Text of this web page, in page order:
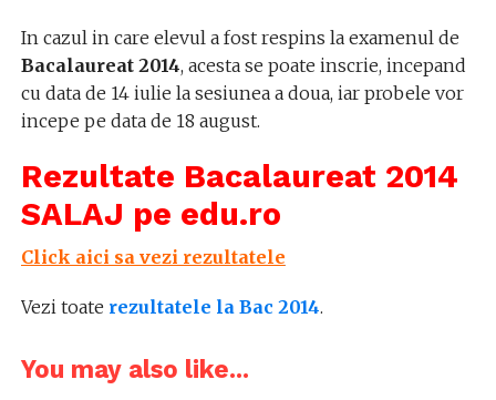
In cazul in care elevul a fost respins la examenul de
Bacalaureat 2014, acesta se poate inscrie, incepand
cu data de 14 iulie la sesiunea a doua, iar probele vor
incepe pe data de 18 august.
Rezultate Bacalaureat 2014
SALAJ pe edu.ro
Click aici sa vezi rezultatele
Vezi toate rezultatele la Bac 2014.
You may also like...